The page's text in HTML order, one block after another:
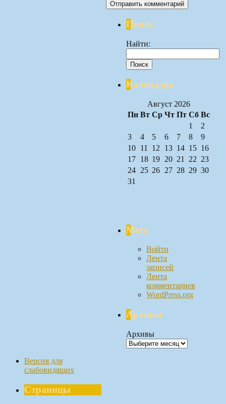
Поиск
Найти:
Календарь
Август 2026
Пн Вт Ср Чт Пт Сб Вс
1
2
3
4 5 6 7 8
9
10 11 12 13 14 15 16
17 18 19 20 21 22 23
24 25 26 27 28 29 30
31
Мета
Войти
Лента
записей
Лента
комментариев
WordPress.org
Архивы
Архивы
Версия для
слабовидящих
Страницы